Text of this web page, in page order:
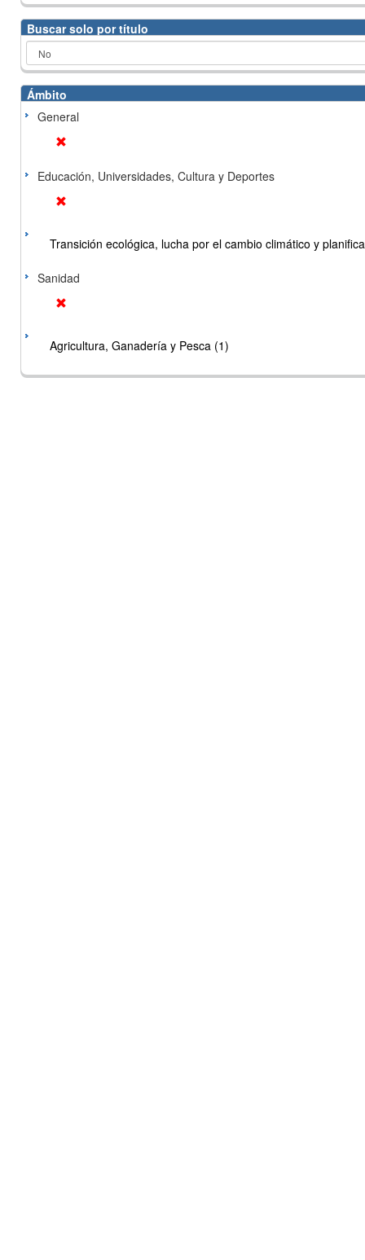
Buscar solo por título
Ámbito
General
Educación, Universidades, Cultura y Deportes
Transición ecológica, lucha por el cambio climático y
Sanidad
Agricultura, Ganadería y Pesca (1)